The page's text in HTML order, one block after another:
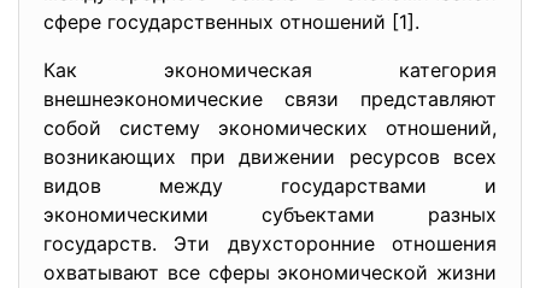
сфере государственных отношений [1].
Как экономическая категория
внешнеэкономические связи представляют
собой систему экономических отношений,
возникающих при движении ресурсов всех
видов между государствами и
экономическими субъектами разных
государств. Эти двухсторонние отношения
охватывают все сферы экономической жизни